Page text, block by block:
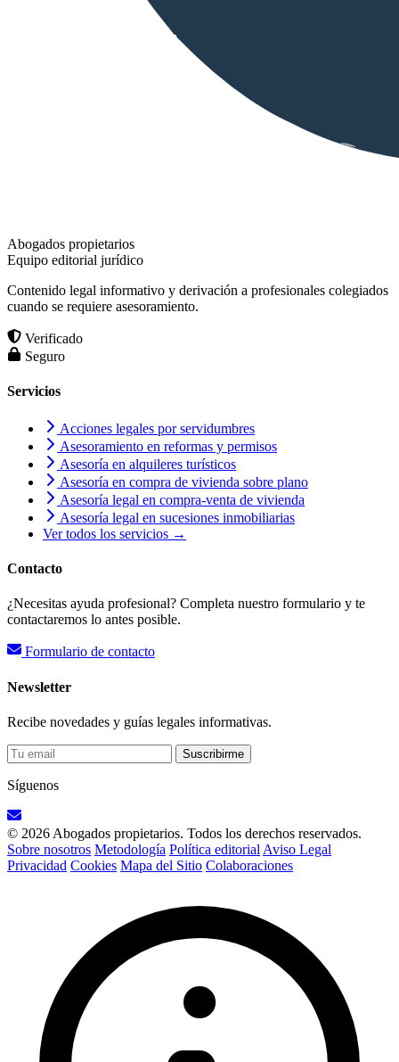
Abogados propietarios
Equipo editorial jurídico
Contenido legal informativo y derivación a profesionales colegiados
cuando se requiere asesoramiento.
Verificado
Seguro
Servicios
Acciones legales por servidumbres
Asesoramiento en reformas y permisos
Asesoría en alquileres turísticos
Asesoría en compra de vivienda sobre plano
Asesoría legal en compra-venta de vivienda
Asesoría legal en sucesiones inmobiliarias
Ver todos los servicios →
Contacto
¿Necesitas ayuda profesional? Completa nuestro formulario y te
contactaremos lo antes posible.
Formulario de contacto
Newsletter
Recibe novedades y guías legales informativas.
Suscribirme
Síguenos
© 2026 Abogados propietarios. Todos los derechos reservados.
Sobre nosotros Metodología Política editorial Aviso Legal
Privacidad Cookies Mapa del Sitio Colaboraciones